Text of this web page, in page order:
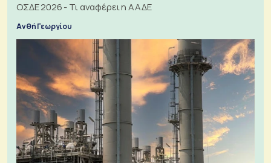
ΟΣΔΕ 2026 - Τι αναφέρει η ΑΑΔΕ
Ανθή Γεωργίου